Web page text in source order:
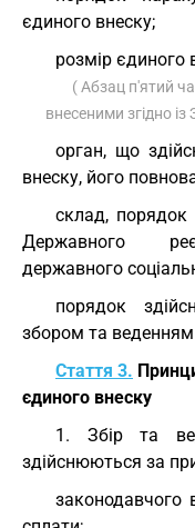
єдиного внеску;
розмір єдиного
( Абзац п'ятий
внесеними згідно
орган, що
внеску, його
склад, порядок
Державного
державного
порядок
збором та веденням
Стаття 3.
єдиного внеску
1. Збір та
здійснюються за
законодавчого